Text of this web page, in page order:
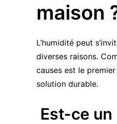
maison
L’humidité peut
diverses raisons.
causes est le
solution durable.
Est-ce un